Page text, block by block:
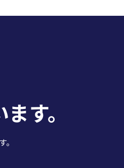
す。